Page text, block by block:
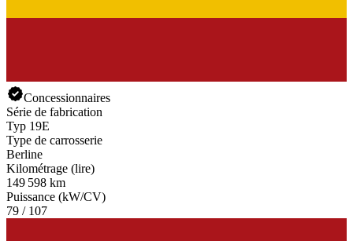
Concessionnaires
Série de fabrication
Typ 19E
Type de carrosserie
Berline
Kilométrage (lire)
149 598 km
Puissance (kW/CV)
79 / 107